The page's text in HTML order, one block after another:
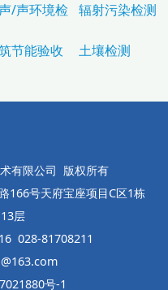
/声环境检
辐射污染检测
节能验收
土壤检测
有限公司 版权所有
166号天府宝座项目C区1栋
层
028-81708211
号-1